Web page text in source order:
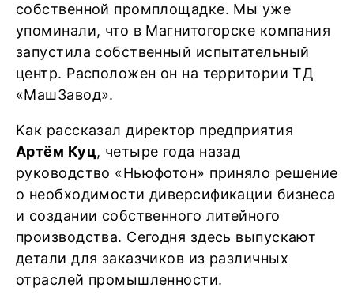
собственной промплощадке. Мы уже
упоминали, что в Магнитогорске компания
запустила собственный испытательный
центр. Расположен он на территории ТД
«МашЗавод».
Как рассказал директор предприятия
Артём Куц, четыре года назад
руководство «Ньюфотон» приняло решение
о необходимости диверсификации бизнеса
и создании собственного литейного
производства. Сегодня здесь выпускают
детали для заказчиков из различных
отраслей промышленности.